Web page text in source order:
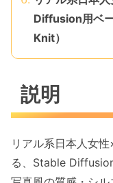
Diffusion用ベ
Knit）
説明
リアル系日本人女
る、Stable